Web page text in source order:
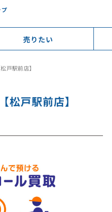
売りたい
戸駅前店】
松戸駅前店】